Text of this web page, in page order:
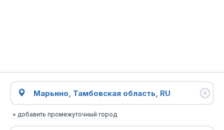
+ добавить промежуточный город